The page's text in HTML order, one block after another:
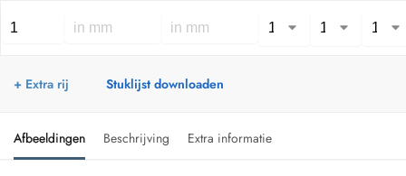
+ Extra rij Stuklijst downloaden
Afbeeldingen Beschrijving Extra informatie